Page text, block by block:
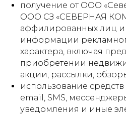
получение от ООО
ООО СЗ «СЕВЕРНАЯ
аффилированных лиц и
информации
характера, включая
приобретении
акции, рассылки,
использование средств
email, SMS,
уведомления и иные